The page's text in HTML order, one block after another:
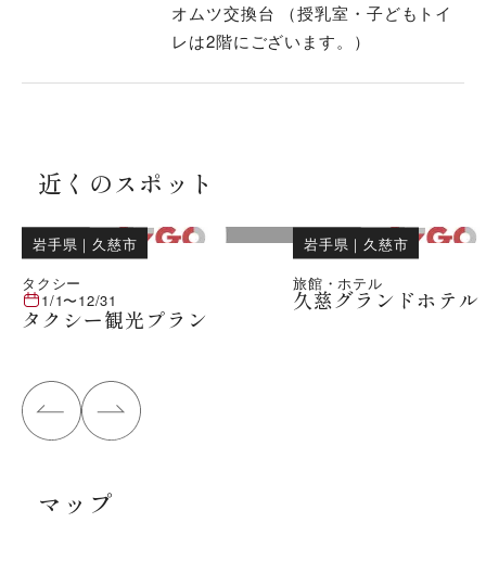
オムツ交換台 （授乳室・子どもトイ
レは2階にございます。）
近くのスポット
岩手県 ｜ 久慈市
タクシー
1/1〜12/31
タクシー観光プラン
岩手県 ｜ 久慈市
旅館・ホテル
久慈グランドホテル
マップ